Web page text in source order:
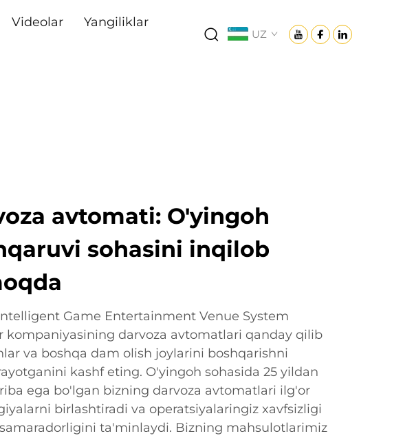
Videolar
Yangiliklar
UZ
avtomati: O'yingoh
sohasini inqilob
Game Entertainment Venue System
kompaniyasining darvoza avtomatlari qanday qilib
va boshqa dam olish joylarini boshqarishni
kashf eting. O'yingoh sohasida 25 yildan
ega bo'lgan bizning darvoza avtomatlari ilg'or
birlashtiradi va operatsiyalaringiz xavfsizligi
ta'minlaydi. Bizning mahsulotlarimiz